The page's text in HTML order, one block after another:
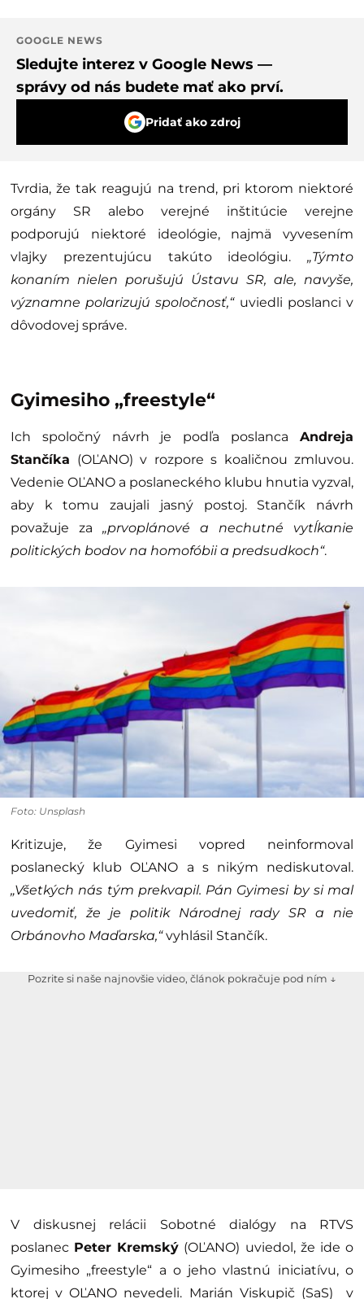
GOOGLE NEWS
Sledujte interez v Google News —
správy od nás budete mať ako prví.
Pridať ako zdroj
Tvrdia, že tak reagujú na trend, pri ktorom niektoré
orgány SR alebo verejné inštitúcie verejne
podporujú niektoré ideológie, najmä vyvesením
vlajky prezentujúcu takúto ideológiu. „Týmto
konaním nielen porušujú Ústavu SR, ale, navyše,
významne polarizujú spoločnosť,“uviedli poslanci v
dôvodovej správe.
Gyimesiho „freestyle“
Ich spoločný návrh je podľa poslanca Andreja
Stančíka (OĽANO) v rozpore s koaličnou zmluvou.
Vedenie OĽANO a poslaneckého klubu hnutia vyzval,
aby k tomu zaujali jasný postoj. Stančík návrh
považuje za „prvoplánové a nechutné vytĺkanie
politických bodov na homofóbii a predsudkoch“.
Foto: Unsplash
Kritizuje, že Gyimesi vopred neinformoval
poslanecký klub OĽANO a s nikým nediskutoval.
„Všetkých nás tým prekvapil. Pán Gyimesi by si mal
uvedomiť, že je politik Národnej rady SR a nie
Orbánovho Maďarska,“vyhlásil Stančík.
Pozrite si naše najnovšie video, článok pokračuje pod ním ↓
V diskusnej relácii Sobotné dialógy na RTVS
poslanec Peter Kremský (OĽANO) uviedol, že ide o
Gyimesiho „freestyle“ a o jeho vlastnú iniciatívu, o
ktorej v OĽANO nevedeli. Marián Viskupič (SaS) v